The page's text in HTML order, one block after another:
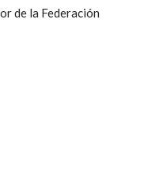
de la Federación